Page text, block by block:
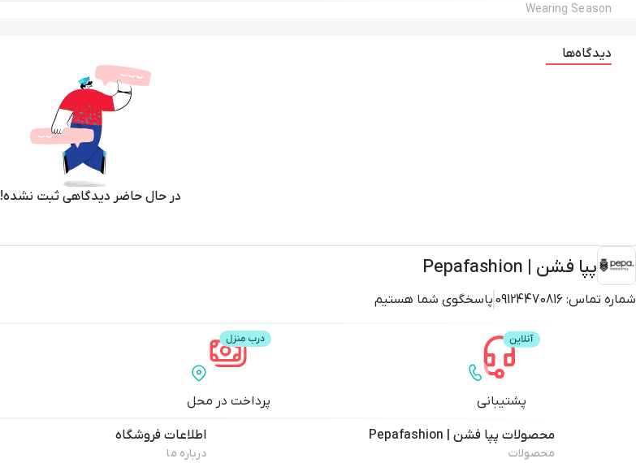
Wearing Season
دیدگاه‌ها
در حال حاضر دیدگاهی ثبت نشده!
پپا فشن | Pepafashion
شماره تماس: 09124470816 پاسخگوی شما هستیم
پشتیبانی پرداخت در محل
محصولات پپا فشن | Pepafashion
محصولات
اطلاعات فروشگاه
درباره ما